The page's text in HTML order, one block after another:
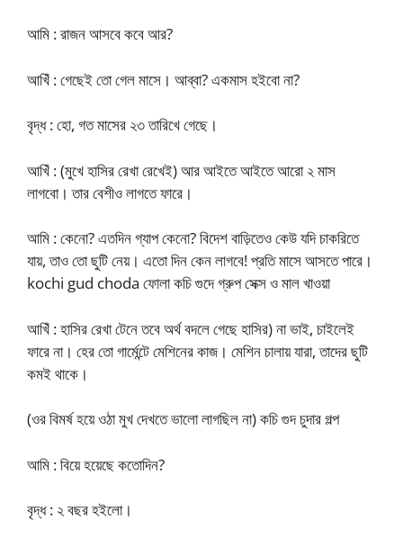
আমি : রাজন আসবে কবে আর?
আখিঁ : গেছেই তো গেল মাসে। আব্বা? একমাস হইবো না?
বৃদ্ধ : হো, গত মাসের ২৩ তারিখে গেছে।
আখিঁ : (মুখে হাসির রেখা রেখেই) আর আইতে আইতে আরো ২ মাস
লাগবো। তার বেশীও লাগতে ফারে।
আমি : কেনো? এতদিন গ্যাপ কেনো? বিদেশ বাড়িতেও কেউ যদি চাকরিতে
যায়, তাও তো ছুটি নেয়। এতো দিন কেন লাগবে! প্রতি মাসে আসতে পারে।
kochi gud choda ফোলা কচি গুদে গ্রুপ সেক্স ও মাল খাওয়া
আখিঁ : হাসির রেখা টেনে তবে অর্থ বদলে গেছে হাসির) না ভাই, চাইলেই
ফারে না। হের তো গার্মেন্টে মেশিনের কাজ। মেশিন চালায় যারা, তাদের ছুটি
কমই থাকে।
(ওর বিমর্ষ হয়ে ওঠা মুখ দেখতে ভালো লাগছিল না) কচি গুদ চুদার গল্প
আমি : বিয়ে হয়েছে কতোদিন?
বৃদ্ধ : ২ বছর হইলো।